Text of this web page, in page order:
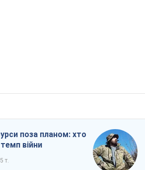
поза планом: хто
війни
т.